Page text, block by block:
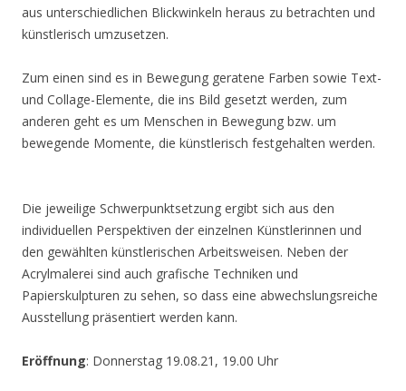
aus unterschiedlichen Blickwinkeln heraus zu betrachten und
künstlerisch umzusetzen.
Zum einen sind es in Bewegung geratene Farben sowie Text-
und Collage-Elemente, die ins Bild gesetzt werden, zum
anderen geht es um Menschen in Bewegung bzw. um
bewegende Momente, die künstlerisch festgehalten werden.
Die jeweilige Schwerpunktsetzung ergibt sich aus den
individuellen Perspektiven der einzelnen Künstlerinnen und
den gewählten künstlerischen Arbeitsweisen. Neben der
Acrylmalerei sind auch grafische Techniken und
Papierskulpturen zu sehen, so dass eine abwechslungsreiche
Ausstellung präsentiert werden kann.
Eröffnung: Donnerstag 19.08.21, 19.00 Uhr